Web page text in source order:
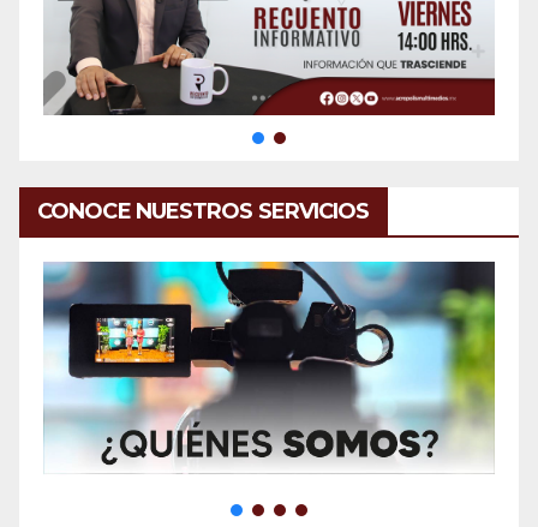
CONOCE NUESTROS SERVICIOS